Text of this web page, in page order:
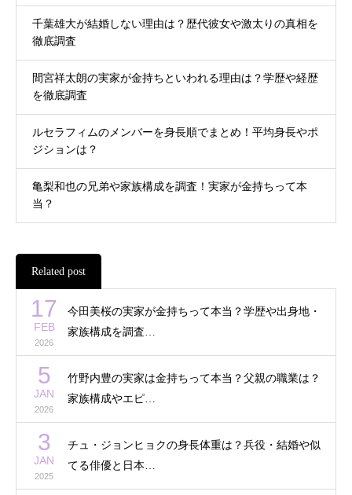
千葉雄大が結婚しない理由は？歴代彼女や激太りの真相を
徹底調査
間宮祥太朗の実家が金持ちといわれる理由は？学歴や経歴
を徹底調査
ルセラフィムのメンバーを身長順でまとめ！平均身長やポ
ジションは？
亀梨和也の兄弟や家族構成を調査！実家が金持ちって本
当？
Related post
17
FEB
2026
今田美桜の実家が金持ちって本当？学歴や出身地・
家族構成を調査…
5
JAN
2026
竹野内豊の実家は金持ちって本当？父親の職業は？
家族構成やエピ…
3
JAN
2025
チュ・ジョンヒョクの身長体重は？兵役・結婚や似
てる俳優と日本…